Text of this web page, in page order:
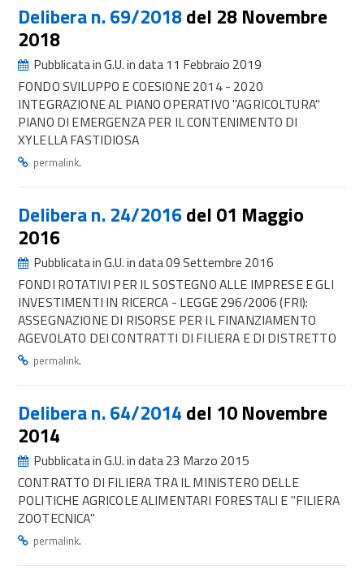
Delibera n. 69/2018del 28 Novembre
2018
Pubblicata in G.U. in data 11 Febbraio 2019
FONDO SVILUPPO E COESIONE 2014 - 2020
INTEGRAZIONE AL PIANO OPERATIVO "AGRICOLTURA"
PIANO DI EMERGENZA PER IL CONTENIMENTO DI
XYLELLA FASTIDIOSA
permalink.
Delibera n. 24/2016del 01 Maggio
2016
Pubblicata in G.U. in data 09 Settembre 2016
FONDI ROTATIVI PER IL SOSTEGNO ALLE IMPRESE E GLI
INVESTIMENTI IN RICERCA - LEGGE 296/2006 (FRI):
ASSEGNAZIONE DI RISORSE PER IL FINANZIAMENTO
AGEVOLATO DEI CONTRATTI DI FILIERA E DI DISTRETTO
permalink.
Delibera n. 64/2014 del 10 Novembre
2014
Pubblicata in G.U. in data 23 Marzo 2015
CONTRATTO DI FILIERA TRA IL MINISTERO DELLE
POLITICHE AGRICOLE ALIMENTARI FORESTALI E "FILIERA
ZOOTECNICA"
permalink.